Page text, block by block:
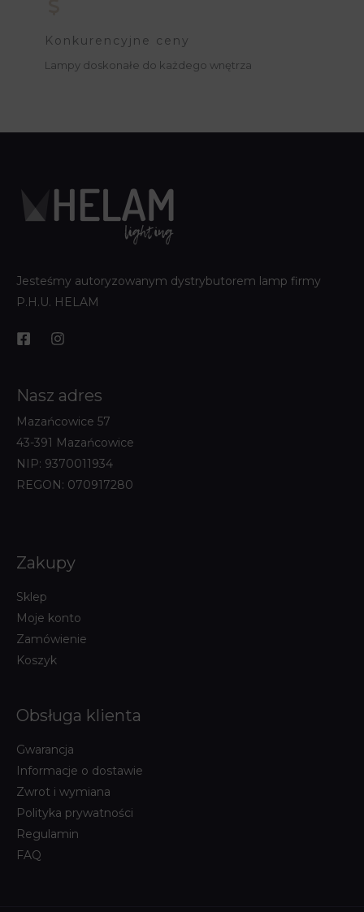
Konkurencyjne ceny
Lampy doskonałe do każdego wnętrza
Jesteśmy autoryzowanym dystrybutorem lamp firmy
P.H.U. HELAM
Nasz adres
Mazańcowice 57
43-391 Mazańcowice
NIP: 9370011934
REGON: 070917280
Zakupy
Sklep
Moje konto
Zamówienie
Koszyk
Obsługa klienta
Gwarancja
Informacje o dostawie
Zwrot i wymiana
Polityka prywatności
Regulamin
FAQ